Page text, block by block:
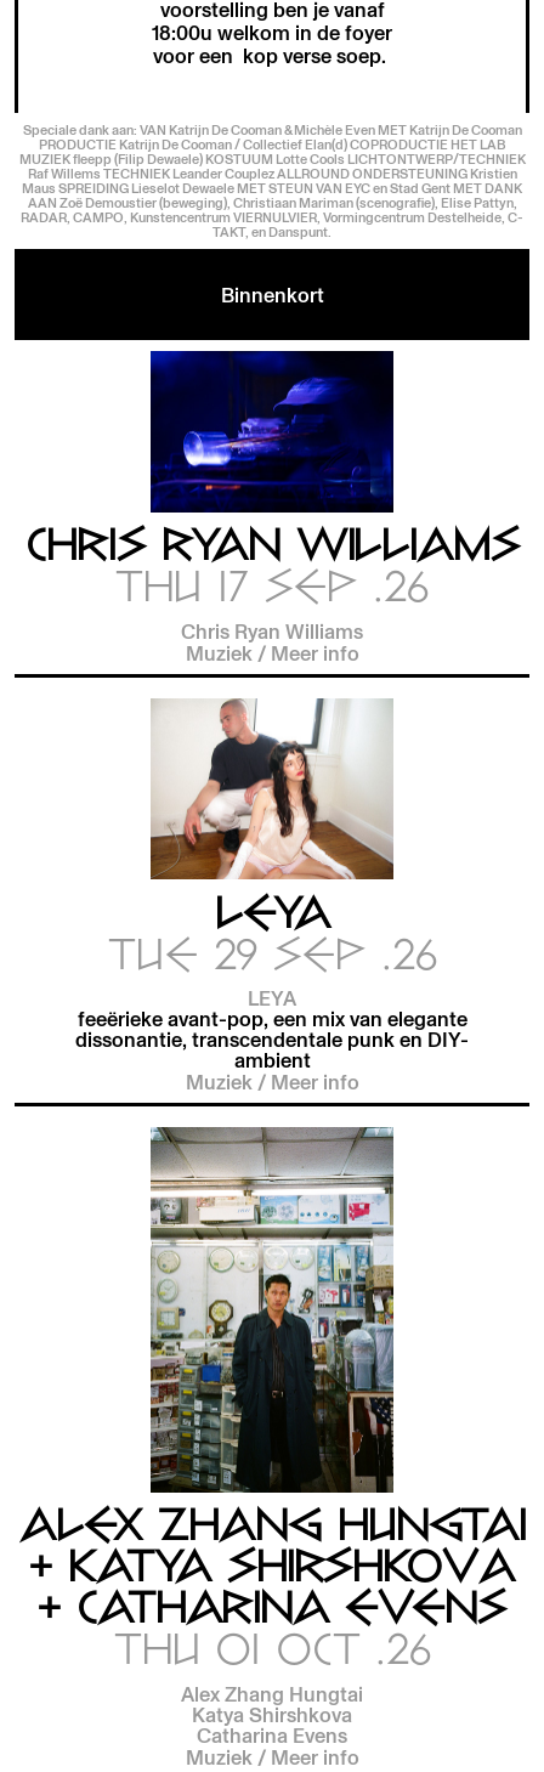
voorstelling ben je vanaf
18:00u welkom in de foyer
voor een kop verse soep.
Speciale dank aan: VAN Katrijn De Cooman & Michèle Even MET Katrijn De Cooman
PRODUCTIE Katrijn De Cooman / Collectief Elan(d) COPRODUCTIE HET LAB
MUZIEK fleepp (Filip Dewaele) KOSTUUM Lotte Cools LICHTONTWERP/TECHNIEK
Raf Willems TECHNIEK Leander Couplez ALLROUND ONDERSTEUNING Kristien
Maus SPREIDING Lieselot Dewaele MET STEUN VAN EYC en Stad Gent MET DANK
AAN Zoë Demoustier (beweging), Christiaan Mariman (scenografie), Elise Pattyn,
RADAR, CAMPO, Kunstencentrum VIERNULVIER, Vormingcentrum Destelheide, C-
TAKT, en Danspunt.
Binnenkort
CHRIS RYAN WILLIAMS
THU 17 SEP .26
Chris Ryan Williams
Muziek /Meer info
LEYA
TUE 29 SEP .26
LEYA
feeërieke avant-pop, een mix van elegante
dissonantie, transcendentale punk en DIY-
ambient
Muziek /Meer info
ALEX ZHANG HUNGTAI
+ KATYA SHIRSHKOVA
+ CATHARINA EVENS
THU 01 OCT .26
Alex Zhang Hungtai
Katya Shirshkova
Catharina Evens
Muziek /Meer info